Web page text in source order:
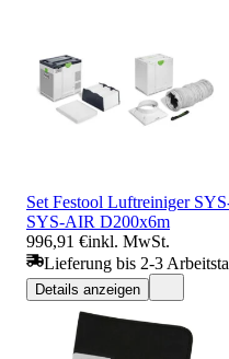
Set Festool Luftreiniger
SYS-AIR D200x6m
996,91 €inkl. MwSt.
Lieferung bis 2-3
Details anzeigen